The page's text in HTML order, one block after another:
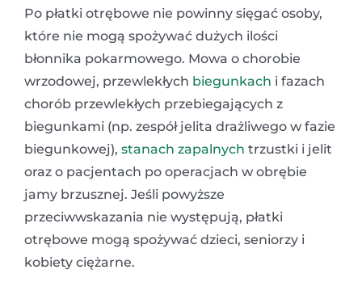
Po płatki otrębowe nie powinny sięgać osoby,
które nie mogą spożywać dużych ilości
błonnika pokarmowego. Mowa o chorobie
wrzodowej, przewlekłych biegunkach i fazach
chorób przewlekłych przebiegających z
biegunkami (np. zespół jelita drażliwego w fazie
biegunkowej), stanach zapalnych trzustki i jelit
oraz o pacjentach po operacjach w obrębie
jamy brzusznej. Jeśli powyższe
przeciwwskazania nie występują, płatki
otrębowe mogą spożywać dzieci, seniorzy i
kobiety ciężarne.